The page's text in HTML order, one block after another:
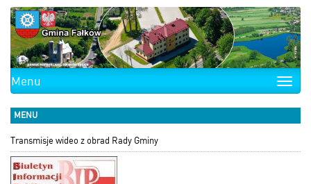
Toggle
Menu
MENU
Transmisje wideo z obrad Rady Gminy